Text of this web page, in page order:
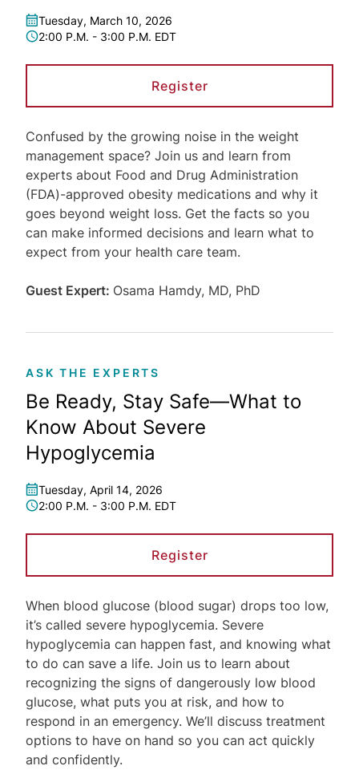
Tuesday, March 10, 2026
2:00 P.M. - 3:00 P.M. EDT
Register
Confused by the growing noise in the weight
management space? Join us and learn from
experts about Food and Drug Administration
(FDA)-approved obesity medications and why it
goes beyond weight loss. Get the facts so you
can make informed decisions and learn what to
expect from your health care team.
Guest Expert: Osama Hamdy, MD, PhD
ASK THE EXPERTS
Be Ready, Stay Safe—What to
Know About Severe
Hypoglycemia
Tuesday, April 14, 2026
2:00 P.M. - 3:00 P.M. EDT
Register
When blood glucose (blood sugar) drops too low,
it’s called severe hypoglycemia. Severe
hypoglycemia can happen fast, and knowing what
to do can save a life. Join us to learn about
recognizing the signs of dangerously low blood
glucose, what puts you at risk, and how to
respond in an emergency. We’ll discuss treatment
options to have on hand so you can act quickly
and confidently.